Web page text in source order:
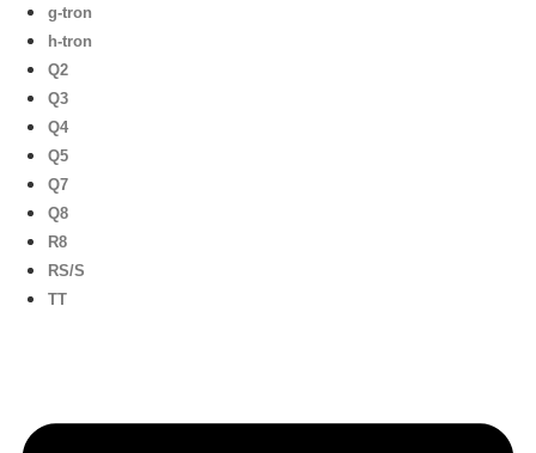
g-tron
h-tron
Q2
Q3
Q4
Q5
Q7
Q8
R8
RS/S
TT